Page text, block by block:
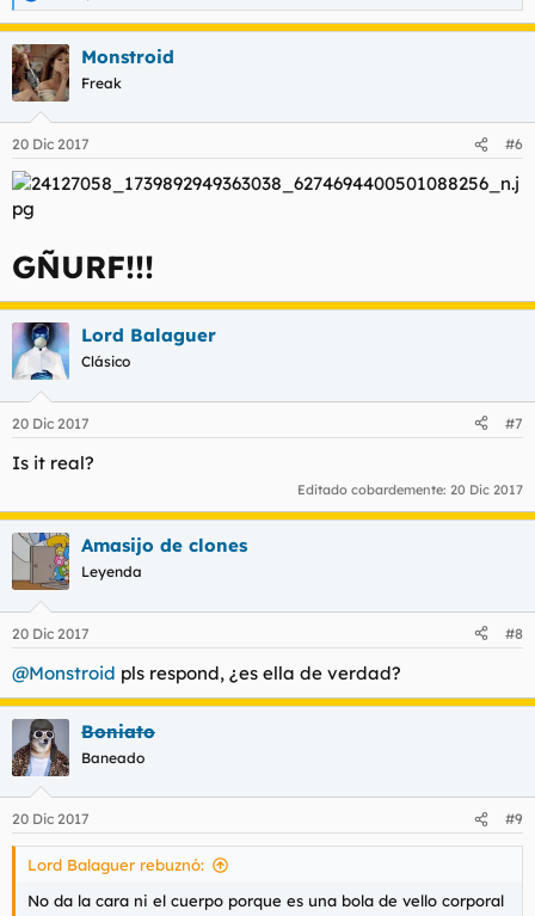
e
a
c
c
i
e
s
:
Monstroid
Freak
20 Dic 2017 #6
GÑURF!!!
Lord Balaguer
Clásico
20 Dic 2017 #7
Is it real?
Editado cobardemente: 20 Dic 2017
Amasijo de clones
Leyenda
20 Dic 2017 #8
@Monstroid pls respond, ¿es ella de verdad?
Boniato
Baneado
20 Dic 2017 #9
Lord Balaguer rebuznó:
No da la cara ni el cuerpo porque es una bola de vello corporal